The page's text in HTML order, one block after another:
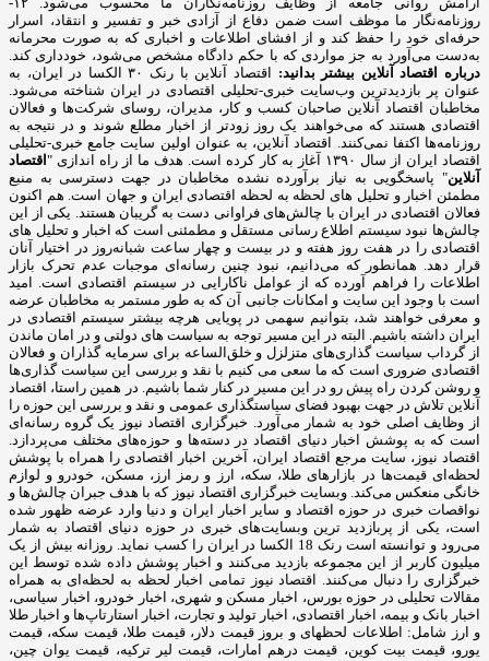
روزنامه‌نگار ما موظف است ضمن دفاع از آزادی خبر و تفسیر و انتقاد، اسرار
حرفه‌ای خود را حفظ کند و از افشای اطلاعات و اخباری که به صورت محرمانه
به‌دست می‌آورد به جز مواردی که با حکم دادگاه مشخص می‌شود، خودداری کند.
درباره اقتصاد آنلاین بیشتر بدانید:
اقتصاد آنلاین با رنک ۳۰ الکسا در ایران، به
عنوان پر بازدیدترین وب‌سایت خبری-تحلیلی اقتصادی در ایران شناخته می‌شود.
مخاطبان اقتصاد آنلاین صاحبان کسب و کار، مدیران، روسای شرکت‌ها و فعالان
اقتصادی هستند که می‌خواهند یک روز زودتر از اخبار مطلع شوند و در نتیجه به
روزنامه‌ها اکتفا نمی‌کنند. اقتصاد آنلاین، به عنوان اولین سایت جامع خبری-تحلیلی
اقتصاد ایران از سال ۱۳۹۰ آغاز به کار کرده است. هدف ما از راه اندازی "
اقتصاد
آنلاین" پاسخگویی به نیاز برآورده نشده مخاطبان در جهت دسترسی به منبع
مطمئن اخبار و تحلیل های لحظه به لحظه اقتصادی ایران و جهان است. هم اکنون
فعالان اقتصادی در ایران با چالش‌های فراوانی دست به گریبان هستند. یکی از این
چالش‌ها نبود سیستم اطلاع رسانی مستقل و مطمئنی است که اخبار و تحلیل های
اقتصادی را در هفت روز هفته و در بیست و چهار ساعت شبانه‌روز در اختیار آنان
قرار دهد. همانطور که می‌دانیم، نبود چنین رسانه‌ای موجبات عدم تحرک بازار
اطلاعات را فراهم آورده که از عوامل ناکارایی در سیستم اقتصادی است. امید
است با وجود این سایت و امکانات جانبی آن که به طور مستمر به مخاطبان عرضه
و معرفی خواهند شد، بتوانیم سهمی در پویایی هرچه بیشتر سیستم اقتصادی در
ایران داشته باشیم. البته در این مسیر توجه به سیاست های دولتی و در امان ماندن
از گرداب سیاست گذاری‌های متزلزل و خلق‌الساعه برای سرمایه گذاران و فعالان
اقتصادی ضروری است که ما سعی می کنیم با نقد و بررسی این سیاست گذاری‌ها
و روشن کردن راه پیش رو در این مسیر در کنار شما باشیم. در همین راستا، اقتصاد
آنلاین تلاش در جهت بهبود فضای سیاستگذاری عمومی و نقد و بررسی این حوزه را
از وظایف اصلی خود به شمار می‌آورد. خبرگزاری اقتصاد نیوز یک گروه رسانه‌ای
است که به پوشش اخبار دنیای اقتصاد در دسته‌ها و حوزه‌های مختلف می‌پردازد.
اقتصاد نیوز، سایت مرجع اقتصاد ایران، آخرین اخبار اقتصادی را همراه با پوشش
لحظه‌ای قیمت‌ها در بازارهای طلا، سکه، ارز و رمز ارز، مسکن، خودرو و لوازم
خانگی منعکس می‌کند. وبسایت خبرگزاری اقتصاد نیوز که با هدف جبران چالش‌ها و
نواقصات خبری در حوزه اقتصاد و سایر اخبار ایران و دنیا وارد عرضه ظهور شده
است، یکی از پربازدید ترین وبسایت‌های خبری در حوزه دنیای اقتصاد به شمار
می‌رود و توانسته است رنک 18 الکسا در ایران را کسب نماید. روزانه بیش از یک
میلیون کاربر از این مجموعه بازدید می‌کنند و اخبار پوشش داده شده توسط این
خبرگزاری را دنبال می‌کنند. اقتصاد نیوز تمامی اخبار لحظه به لحظه‌ای به همراه
مقالات تحلیلی در حوزه بورس، اخبار مسکن و شهری، اخبار خودرو، اخبار سیاسی،
اخبار بانک و بیمه، اخبار اقتصادی، اخبار تولید و تجارت، اخبار استارتاپ‌ها و اخبار طلا
و ارز شامل: اطلاعات لحظهای و بروز قیمت دلار، قیمت طلا، قیمت سکه، قیمت
یورو، قیمت بیت کوین، قیمت درهم امارات، قیمت لیر ترکیه، قیمت یوان چین،